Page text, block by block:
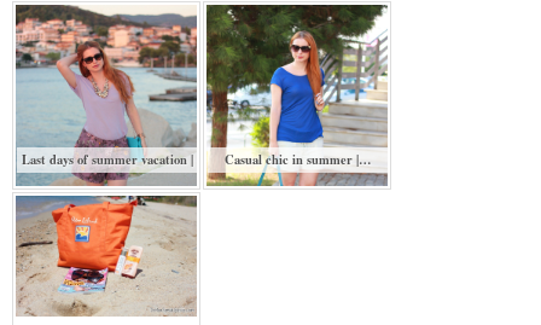
Last days of summer vacation | Casual chic in summer |…